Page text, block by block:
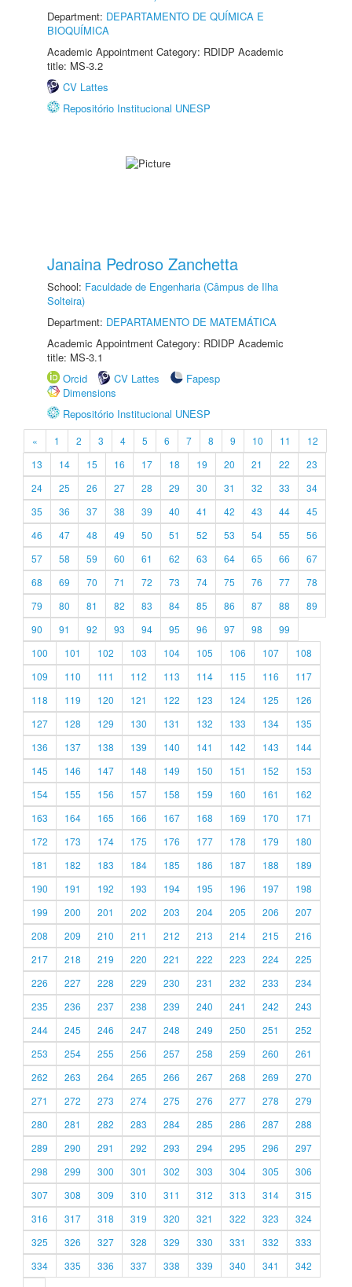
Department: DEPARTAMENTO DE QUÍMICA E
BIOQUÍMICA
Academic Appointment Category: RDIDP Academic
title: MS-3.2
CV Lattes
Repositório Institucional UNESP
Janaina Pedroso Zanchetta
School: Faculdade de Engenharia (Câmpus de Ilha
Solteira)
Department: DEPARTAMENTO DE MATEMÁTICA
Academic Appointment Category: RDIDP Academic
title: MS-3.1
Orcid
CV Lattes
Fapesp
Dimensions
Repositório Institucional UNESP
« 1 2 3 4 5 6 7 8 9 10 11
12
13
14 15 16 17 18 19 20 21 22
23
24
25 26 27 28 29 30 31 32 33
34
35
36 37 38 39 40 41 42 43 44
45
46
47 48 49 50 51 52 53 54 55
56
57
58 59 60 61 62 63 64 65 66
67
68
69 70 71 72 73 74 75 76 77
78
79
80 81 82 83 84 85 86 87 88
89
90
91 92 93 94 95 96 97 98
99
100
101 102 103 104 105 106 107
108
109
110 111 112 113 114 115 116
117
118
119 120 121 122 123 124 125
126
127
128 129 130 131 132 133 134
135
136
137 138 139 140 141 142 143
144
145
146 147 148 149 150 151 152
153
154
155 156 157 158 159 160 161
162
163
164 165 166 167 168 169 170
171
172
173 174 175 176 177 178 179
180
181
182 183 184 185 186 187 188
189
190
191 192 193 194 195 196 197
198
199
200 201 202 203 204 205 206
207
208
209 210 211 212 213 214 215
216
217
218 219 220 221 222 223 224
225
226
227 228 229 230 231 232 233
234
235
236 237 238 239 240 241 242
243
244
245 246 247 248 249 250 251
252
253
254 255 256 257 258 259 260
261
262
263 264 265 266 267 268 269
270
271
272 273 274 275 276 277 278
279
280
281 282 283 284 285 286 287
288
289
290 291 292 293 294 295 296
297
298
299 300 301 302 303 304 305
306
307
308 309 310 311 312 313 314
315
316
317 318 319 320 321 322 323
324
325
326 327 328 329 330 331 332
333
334
335 336 337 338 339 340 341
342